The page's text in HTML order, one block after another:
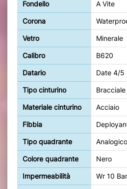
Fondello A Vite
Corona
Vetro Minerale
Calibro B620
Datario Date 4/5
Tipo cinturino
Materiale cinturino Acciaio
Fibbia
Tipo quadrante Analogico
Colore quadrante Nero
Impermeabilità Wr 10 Bar